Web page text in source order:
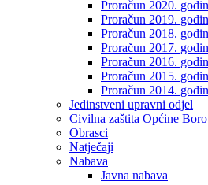
Proračun 2020.
Proračun 2019.
Proračun 2018.
Proračun 2017.
Proračun 2016.
Proračun 2015.
Proračun 2014.
Jedinstveni upravni odjel
Civilna zaštita Općine
Obrasci
Natječaji
Nabava
Javna nabava